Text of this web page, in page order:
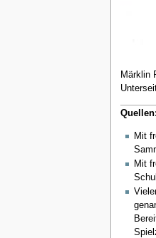
Märklin
Quellen:
Mit
Mit